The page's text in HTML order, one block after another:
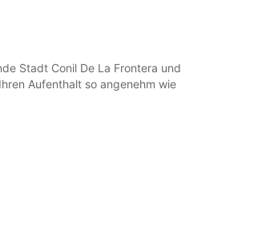
Stadt Conil De La Frontera und
Aufenthalt so angenehm wie